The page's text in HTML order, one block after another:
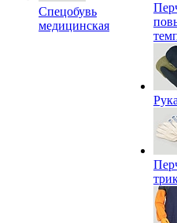
Спецобувь
медицинская